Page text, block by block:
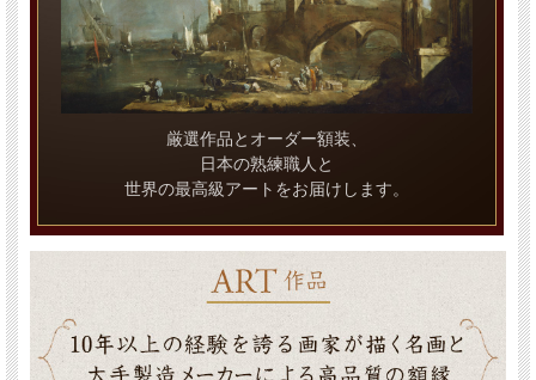
厳選作品とオーダー額装、
日本の熟練職人と
世界の最高級アートをお届けします。